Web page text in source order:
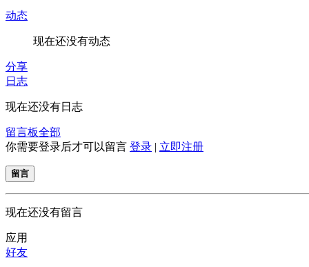
动态
现在还没有动态
分享
日志
现在还没有日志
留言板全部
你需要登录后才可以留言 登录 | 立即注册
留言
现在还没有留言
应用
好友